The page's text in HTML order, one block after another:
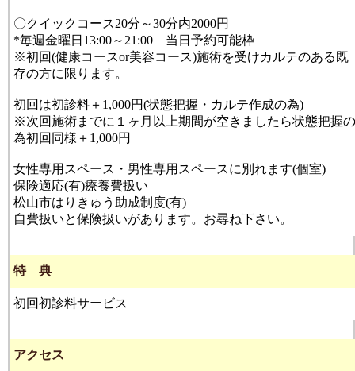
〇クイックコース20分～30分内2000円
*毎週金曜日13:00～21:00 当日予約可能枠
※初回(健康コースor美容コース)施術を受けカルテのある既
存の方に限ります。
初回は初診料＋1,000円(状態把握・カルテ作成の為)
※次回施術までに１ヶ月以上期間が空きましたら状態把握の
為初回同様＋1,000円
女性専用スペース・男性専用スペースに別れます(個室)
保険適応(有)療養費扱い
松山市はりきゅう助成制度(有)
自費扱いと保険扱いがあります。お尋ね下さい。
特 典
初回初診料サービス
アクセス